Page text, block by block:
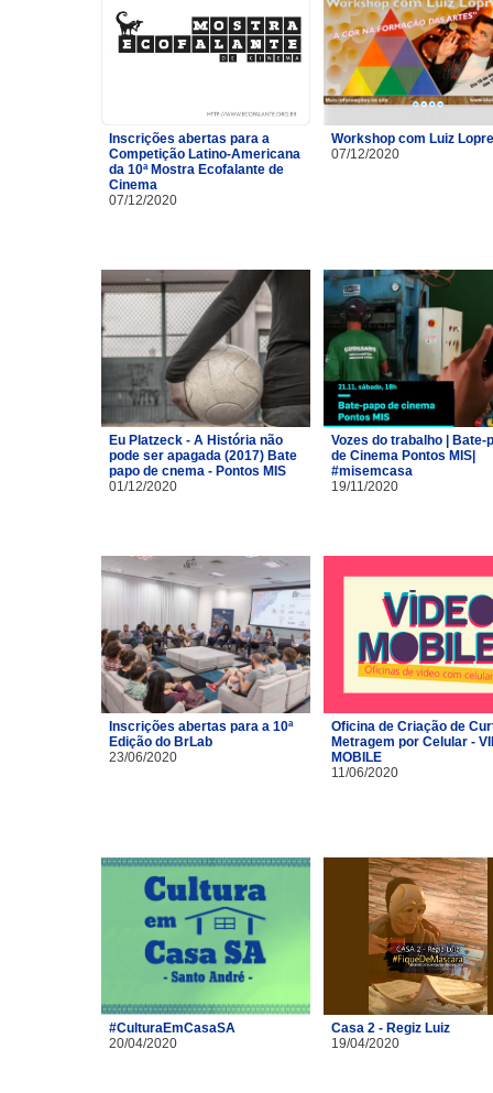
Inscrições abertas para a
Competição Latino-Americana
da 10ª Mostra Ecofalante de
Cinema
07/12/2020
Workshop com Luiz
07/12/2020
Eu Platzeck - A História não
pode ser apagada (2017) Bate
papo de cnema - Pontos MIS
01/12/2020
Vozes do trabalho | Bate-
de Cinema Pontos MIS|
#misemcasa
19/11/2020
Inscrições abertas para a 10ª
Edição do BrLab
23/06/2020
Oficina de Criação de
Metragem por Celular -
MOBILE
11/06/2020
#CulturaEmCasaSA
20/04/2020
Casa 2 - Regiz Luiz
19/04/2020